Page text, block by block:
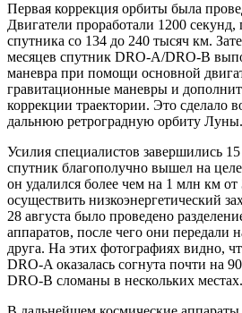
Первая коррекция орбиты была
Двигатели проработали 1200
спутника со 134 до 240 тысяч км.
месяцев спутник DRO-A/DRO-B
маневра при помощи основной
гравитационные маневры и
коррекции траектории. Это сделало
дальнюю ретроградную орбиту Луны.
Усилия специалистов завершились
спутник благополучно вышел на
он удалился более чем на 1 млн км
осуществить низкоэнергетический
28 августа было проведено
аппаратов, после чего они передали
друга. На этих фотографиях видно,
DRO-A оказалась согнута почти на
DRO-B сломаны в нескольких местах.